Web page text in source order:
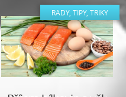
RADY, TIPY, TRIKY